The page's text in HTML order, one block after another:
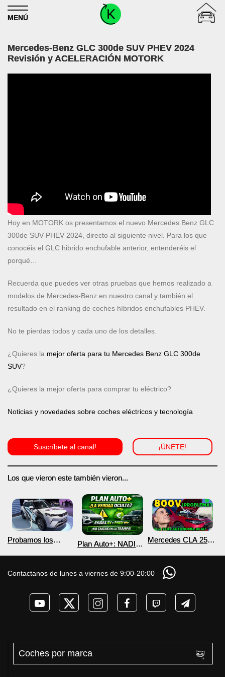
Skip to content
MENÚ
Mercedes-Benz GLC 300de SUV PHEV 2024
Revisión y ACELERACIÓN MOTORK
Hoy en MOTORK os presentamos el nuevo Mercedes Benz GLC
300de SUV PHEV 2024, directo al siguiente nivel. Para los que
conocéis el GLC hibrido enchufable anterior, entenderéis el
porqué…
Recuerda que puedes ver otras pruebas que hemos realizado a
modelos de Mercedes-Benz en nuestro canal y también el
resultado en el ranking de coches híbridos enchufables PHEV.
No te pierdas todos y cada uno de los detalles.
¿Quieres la mejor oferta para tu Mercedes Benz GLC 300de
SUV?
¿Quieres la mejor oferta para comprar tu eléctrico?
Noticias y novedades sobre coches eléctricos y tecnología
Suscríbete al canal! ¡ÚNETE!
Los que vieron este también vieron...
Probamos los
DM-i y EV con más
Plan Auto+: NADIE
coches eléctricos y
PHEV 2026
Mercedes CLA 250+
COCHE que NO lo
necesita? PRUEBA
de AUTONOMÍA
Contactanos de lunes a viernes de 9:00-20:00
Coches por marca